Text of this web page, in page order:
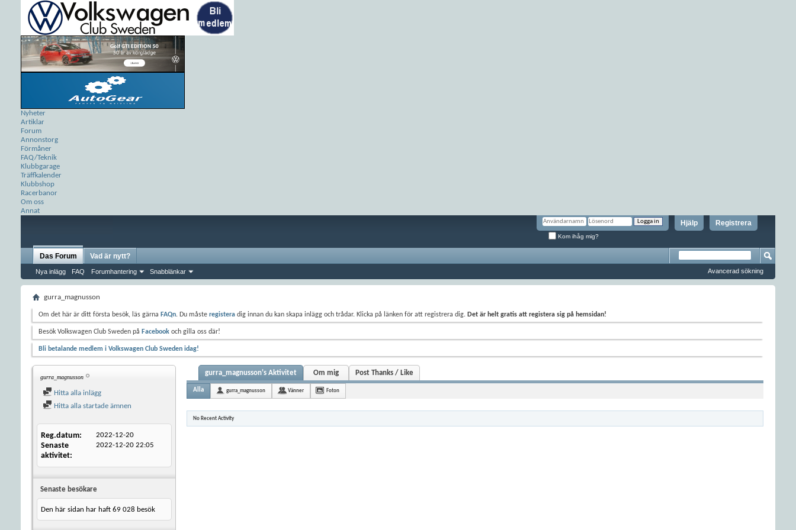
Nyheter
Artiklar
Forum
Annonstorg
Förmåner
FAQ/Teknik
Klubbgarage
Träffkalender
Klubbshop
Racerbanor
Om oss
Annat
Registrera
Hjälp
Kom ihåg mig?
Das Forum
Nya inlägg FAQ Forumhantering Snabblänkar
Vad är nytt?
Avancerad sökning
gurra_magnusson
Om det här är ditt första besök, läs gärna FAQn. Du måste registera dig innan du kan skapa inlägg och trådar. Klicka på länken för att registrera dig. Det är helt gratis att registera sig på hemsidan!
Besök Volkswagen Club Sweden på Facebook och gilla oss där!
Bli betalande medlem i Volkswagen Club Sweden idag!
gurra_magnusson
Hitta alla inlägg
Hitta alla startade ämnen
Reg.datum 2022-12-20
Senaste
aktivitet
2022-12-20 22:05
Senaste besökare
Den här sidan har haft 69 028 besök
gurra_magnusson's Aktivitet Om mig Post Thanks / Like
Alla gurra_magnusson Vänner Foton
No Recent Activity